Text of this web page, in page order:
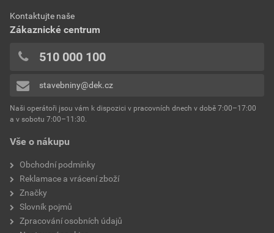
Vše o nákupu
Obchodní podmínky
Reklamace a vrácení zboží
Značky
Slovník pojmů
Zpracování osobních údajů
Kontaktujte naše
Zákaznické centrum
510 000 100
stavebniny@dek.cz
Naši operátoři jsou vám k dispozici v pracovních dnech v době 7:00–17:00
a v sobotu 7:00–11:30.